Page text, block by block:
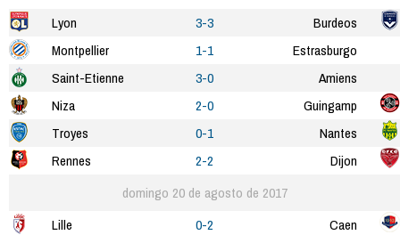
Lyon
3-3
Burdeos
Montpellier
1-1
Estrasburgo
Saint-Etienne
3-0
Amiens
Niza
2-0
Guingamp
Troyes
0-1
Nantes
Rennes
2-2
Dijon
domingo 20 de agosto de 2017
Lille
0-2
Caen